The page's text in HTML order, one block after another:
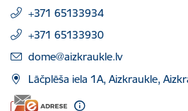
+371 65133934
+371 65133930
E-pasts:
dome@aizkraukle.lv
Lāčplēša iela 1A, Aizkraukle,